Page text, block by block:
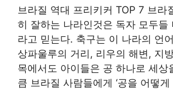
브라질 역대 프리키커 TOP 7 브라
히 잘하는 나라인것은 독자 모두들
라고 믿는다. 축구는 이 나라의 언
상파울루의 거리, 리우의 해변, 지
목에서도 아이들은 공 하나로 세상
큼 브라질 사람들에게 ‘공을 어떻게